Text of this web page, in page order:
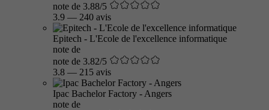
note de 3.88/5
3.9 — 240 avis
Epitech - L'Ecole de l'excellence informatique
note de
note de 3.82/5
3.8 — 215 avis
Ipac Bachelor Factory - Angers
note de